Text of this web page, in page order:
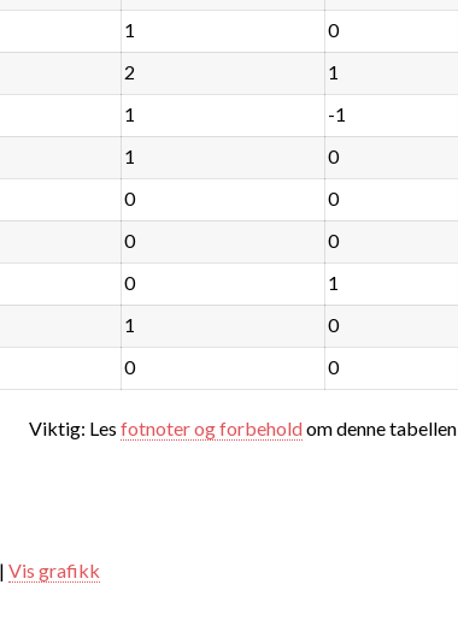
1 0
2 1
1 -1
1 0
0 0
0 0
0 1
1 0
0 0
Viktig: Les fotnoter og forbeholdom denne tabellen
| Vis grafikk